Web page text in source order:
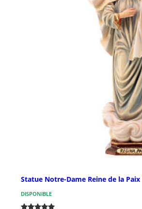
Statue Notre-Dame Reine de la
DISPONIBLE